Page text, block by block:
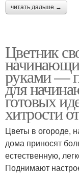
читать дальше →
Цветник
руками —
для
готовых
хитрости
Цветы в огороде,
дома приносят
естественную,
Поднимают